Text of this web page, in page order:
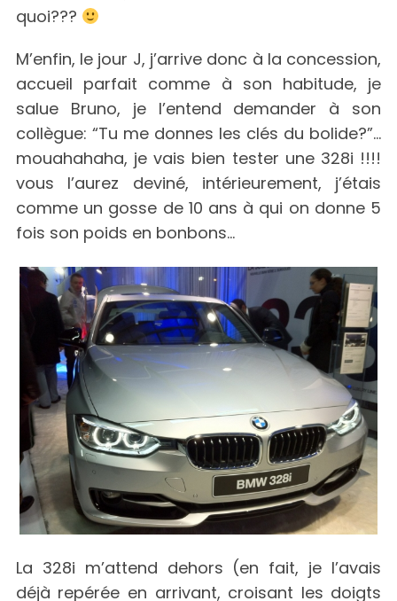
quoi???
M’enfin, le jour J, j’arrive donc à la concession,
accueil parfait comme à son habitude, je
salue Bruno, je l’entend demander à son
collègue: “Tu me donnes les clés du bolide?”…
mouahahaha, je vais bien tester une 328i !!!!
vous l’aurez deviné, intérieurement, j’étais
comme un gosse de 10 ans à qui on donne 5
fois son poids en bonbons…
La 328i m’attend dehors (en fait, je l’avais
déjà repérée en arrivant, croisant les doigts